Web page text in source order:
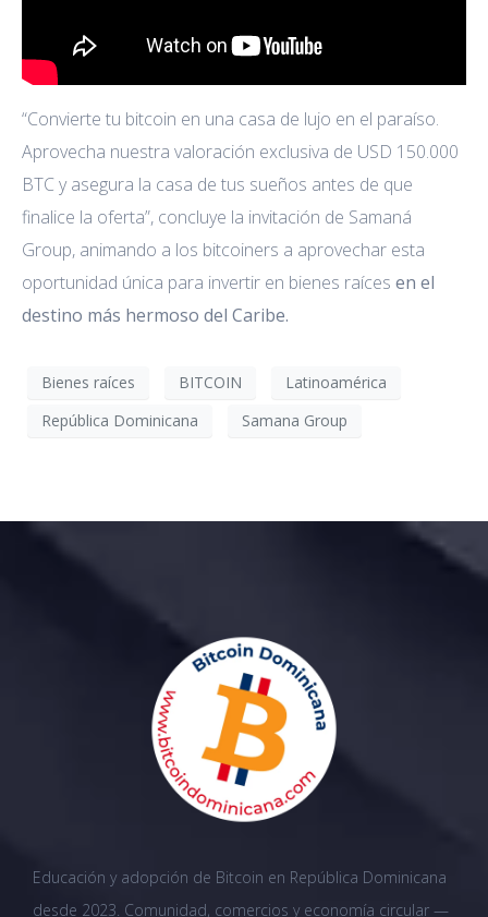
“Convierte tu bitcoin en una casa de lujo en el paraíso.
Aprovecha nuestra valoración exclusiva de USD 150.000
BTC y asegura la casa de tus sueños antes de que
finalice la oferta”, concluye la invitación de Samaná
Group, animando a los bitcoiners a aprovechar esta
oportunidad única para invertir en bienes raíces en el
destino más hermoso del Caribe.
Bienes raíces BITCOIN
Latinoamérica
República Dominicana
Samana Group
Educación y adopción de Bitcoin en República Dominicana
desde 2023. Comunidad, comercios y economía circular —